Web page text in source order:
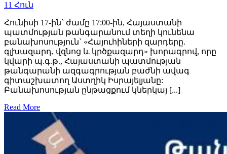
11 Հուն
Հունիսի 17-ին` ժամը 17:00-ին, Հայաստանի
պատմության թանգարանում տեղի կունենա
բանախոսություն` «Հայուհիների զարդերը.
գլխազարդ, վզնոց և կրծքազարդ» խորագրով, որը
կվարի պ.գ.թ., Հայաստանի պատմության
թանգարանի ազգագրության բաժնի ավագ
գիտաշխատող Աստղիկ Իսրայելյանը:
Բանախոսության ընթացքում կներկայ [...]
Read More